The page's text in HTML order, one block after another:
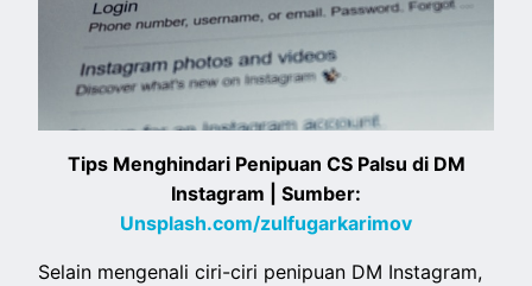
Tips Menghindari Penipuan CS Palsu di DM
Instagram | Sumber:
Unsplash.com/zulfugarkarimov
Selain mengenali ciri-ciri penipuan DM Instagram,